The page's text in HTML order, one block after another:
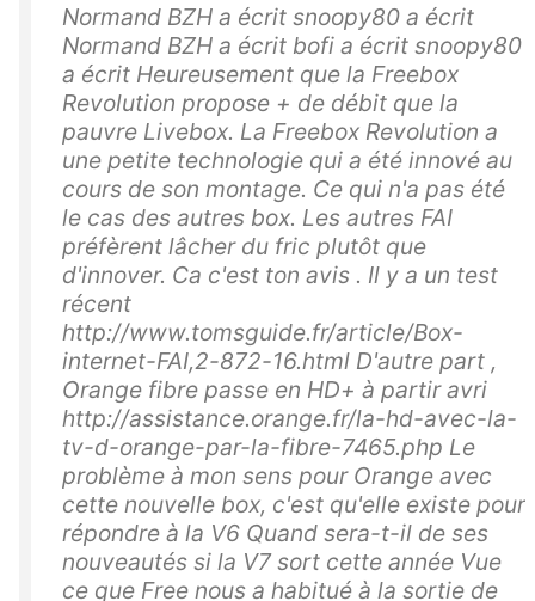
Normand BZH a écrit snoopy80 a écrit
Normand BZH a écrit bofi a écrit snoopy80
a écrit Heureusement que la Freebox
Revolution propose + de débit que la
pauvre Livebox. La Freebox Revolution a
une petite technologie qui a été innové au
cours de son montage. Ce qui n'a pas été
le cas des autres box. Les autres FAI
préfèrent lâcher du fric plutôt que
d'innover. Ca c'est ton avis . Il y a un test
récent
http://www.tomsguide.fr/article/Box-
internet-FAI,2-872-16.html D'autre part ,
Orange fibre passe en HD+ à partir avri
http://assistance.orange.fr/la-hd-avec-la-
tv-d-orange-par-la-fibre-7465.php Le
problème à mon sens pour Orange avec
cette nouvelle box, c'est qu'elle existe pour
répondre à la V6 Quand sera-t-il de ses
nouveautés si la V7 sort cette année Vue
ce que Free nous a habitué à la sortie de